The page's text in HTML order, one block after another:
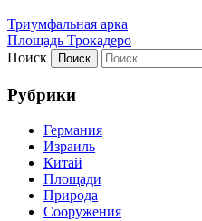
Триумфальная арка
Площадь Трокадеро
Поиск
Рубрики
Германия
Израиль
Китай
Площади
Природа
Сооружения